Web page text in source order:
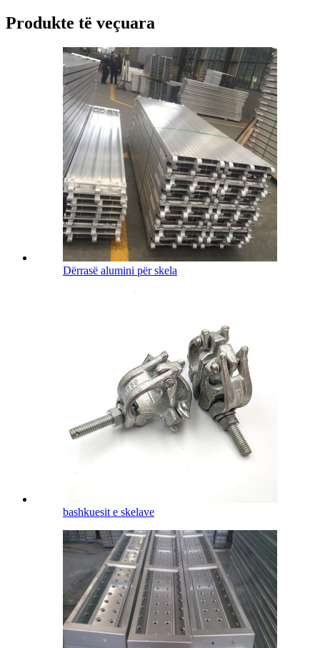
Produkte të veçuara
Dërrasë alumini për skela
bashkuesit e skelave